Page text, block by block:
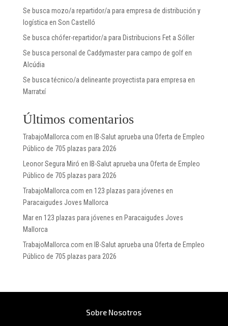
Se busca mozo/a repartidor/a para empresa de distribución y
logística en Son Castelló
Se busca chófer-repartidor/a para Distribucions Fet a Sóller
Se busca personal de Caddymaster para campo de golf en
Alcúdia
Se busca técnico/a delineante proyectista para empresa en
Marratxí
Últimos comentarios
TrabajoMallorca.com en IB-Salut aprueba una Oferta de Empleo
Público de 705 plazas para 2026
Leonor Segura Miró en IB-Salut aprueba una Oferta de Empleo
Público de 705 plazas para 2026
TrabajoMallorca.com en 123 plazas para jóvenes en
Paracaigudes Joves Mallorca
Maren 123 plazas para jóvenes en Paracaigudes Joves
Mallorca
TrabajoMallorca.com en IB-Salut aprueba una Oferta de Empleo
Público de 705 plazas para 2026
Sobre Nosotros